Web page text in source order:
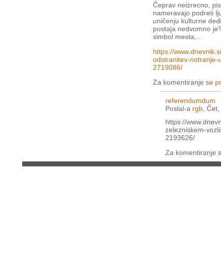
Čeprav neizrecno,
nameravajo podreti
uničenju kulturne
postaja nedvomno
simbol mesta,...
https://
odstranitev-notranje-
2719086/
Za komentiranje se
referendumdum
Poslal-a rgb ,
https://
zelezniskem-
2193626/
Za komentiranje